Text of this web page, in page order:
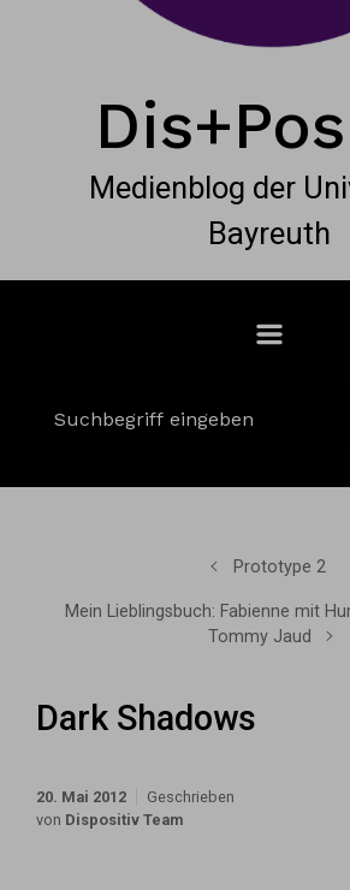
Medienblog der
Bayreuth
Prototype 2
Mein Lieblingsbuch: Fabienne mit
Tommy Jaud
Dark Shadows
20. Mai 2012
Geschrieben
von Dispositiv Team